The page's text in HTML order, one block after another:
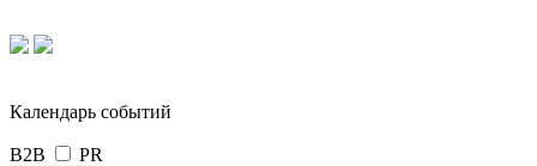
Календарь событий
B2B PR